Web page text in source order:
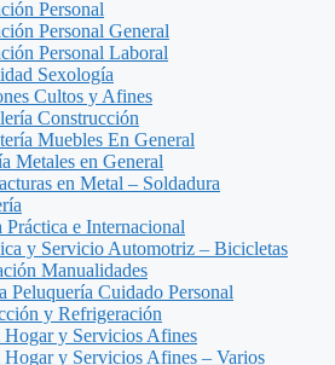
Personal
Personal General
Personal Laboral
Sexología
Cultos y Afines
Construcción
Muebles En General
Metales en General
en Metal – Soldadura
Práctica e Internacional
y Servicio Automotriz – Bicicletas
Manualidades
Peluquería Cuidado Personal
y Refrigeración
Hogar y Servicios Afines
Hogar y Servicios Afines – Varios